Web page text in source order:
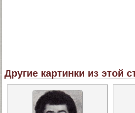
Другие картинки из этой